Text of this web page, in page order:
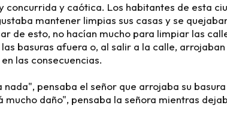
concurrida y caótica. Los habitantes de esta
mantener limpias sus casas y se
de esto, no hacían mucho para limpiar las
basuras afuera o, al salir a la calle,
las consecuencias.
nada", pensaba el señor que arrojaba su
mucho daño", pensaba la señora mientras